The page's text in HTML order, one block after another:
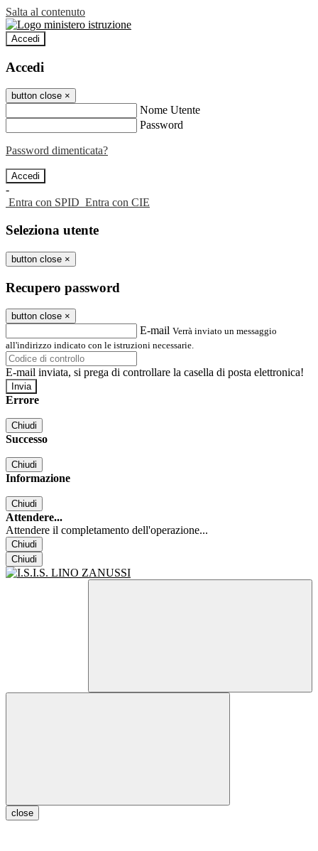
Salta al contenuto
Accedi
Accedi
button close ×
Nome Utente
Password
Password dimenticata?
-
Entra con SPID Entra con CIE
Seleziona utente
button close ×
Recupero password
button close ×
E-mail Verrà inviato un messaggio
all'indirizzo indicato con le istruzioni necessarie.
E-mail inviata, si prega di controllare la casella di posta elettronica!
Errore
Chiudi
Successo
Chiudi
Informazione
Chiudi
Attendere...
Attendere il completamento dell'operazione...
Chiudi
Chiudi
close